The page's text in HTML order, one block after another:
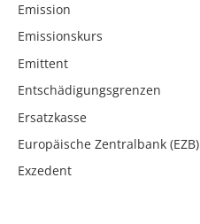
Emission
Emissionskurs
Emittent
Entschädigungsgrenzen
Ersatzkasse
Europäische Zentralbank (EZB)
Exzedent